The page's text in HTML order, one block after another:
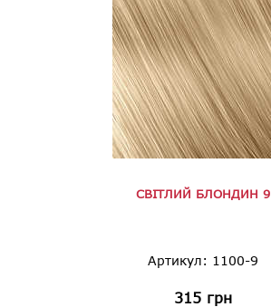
СВІТЛИЙ БЛОНДИН 9
Артикул: 1100-9
315 грн